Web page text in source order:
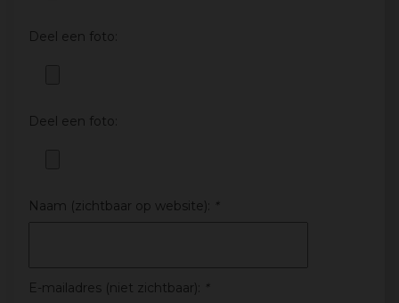
Deel een foto:
Deel een foto:
Naam (zichtbaar op website): *
E-mailadres (niet zichtbaar): *